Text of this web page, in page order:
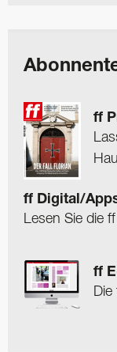
ff
ff Digital/
Lesen Sie die
ff